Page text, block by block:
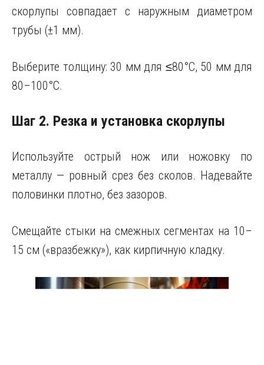
скорлупы совпадает с наружным диаметром
трубы (±1 мм).
Выберите толщину: 30 мм для ≤80°C, 50 мм для
80–100°C.
Шаг 2. Резка и установка скорлупы
Используйте острый нож или ножовку по
металлу — ровный срез без сколов. Надевайте
половинки плотно, без зазоров.
Смещайте стыки на смежных сегментах на 10–
15 см («вразбежку»), как кирпичную кладку.